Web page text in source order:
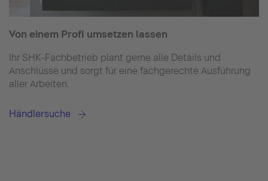
Von einem Profi umsetzen lassen
Ihr SHK-Fachbetrieb plant gerne alle Details und
Anschlüsse und sorgt für eine fachgerechte Ausführung
aller Arbeiten.
Händlersuche